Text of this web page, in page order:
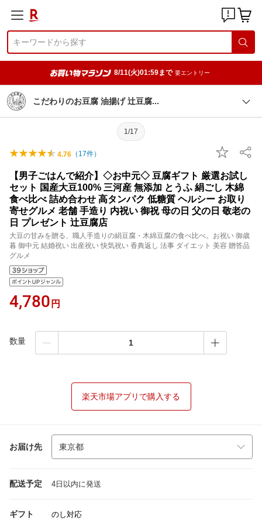
8/11(火)01:59まで 要エントリー
こだわりのお豆腐 油揚げ 辻豆腐
1/17
4.76 （ 17件）
【男子ごはんで紹介】◇お中元◇ 豆腐ギフト 厳選お試し
セット 国産大豆100% 三河産 無添加 とうふ 絹ごし 木綿
食べ比べ 詰め合わせ 高タンパク 低糖質 ヘルシー お取り
寄せグルメ 老舗 手造り 内祝い 御祝 母の日 父の日 敬老の
日 プレゼント 辻豆腐店
大豆の甘みを贈る、職人手造りの絹豆腐・木綿豆腐の食べ比べ。お祝い 御歳
暮 御中元 結婚祝い 出産祝い 快気祝い 香典返し 法事 ダイエット 美容 贈答品
グルメ
4,780 円
数量
楽天市場アプリで購入する
お届け先
配送予定 4日以内に発送
ギフト のし対応